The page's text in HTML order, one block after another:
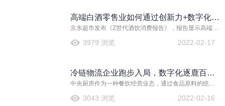
高端白酒零售业如何通过创新力+数字化打
法赢得市场？
京东超市发布《Z世代酒饮消费报告》，报告显示高端白
上消费超过线下。高端白酒的社交属性越来越强，具有
2022-02-17
3979 浏览
冷链物流企业跑步入局，数字化逐鹿百亿
级赛道
中央厨房作为一种餐饮经营业态，通过食品原料的统一
品生产的标准化、规模化、集约化和信息化。2022-02-16
3043 浏览